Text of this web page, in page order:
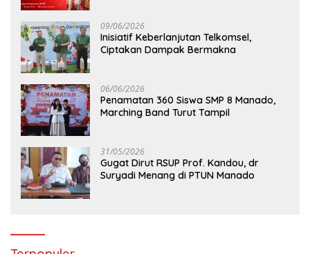
09/06/2026
Inisiatif Keberlanjutan Telkomsel,
Ciptakan Dampak Bermakna
06/06/2026
Penamatan 360 Siswa SMP 8 Manado,
Marching Band Turut Tampil
31/05/2026
Gugat Dirut RSUP Prof. Kandou, dr
Suryadi Menang di PTUN Manado